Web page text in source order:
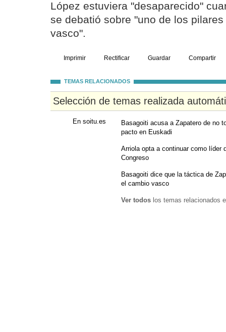
López estuviera "desaparecido"
se debatió sobre "uno de los
vasco".
Imprimir Rectificar Guardar Compartir
TEMAS RELACIONADOS
Selección de temas realizada
En soitu.es
Basagoiti acusa a Zapatero de no
pacto en Euskadi
Arriola opta a continuar como líder
Congreso
Basagoiti dice que la táctica de
el cambio vasco
Ver todos los temas relacionados